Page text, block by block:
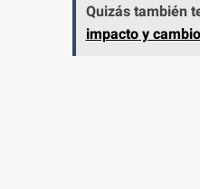
Quizás también
impacto y